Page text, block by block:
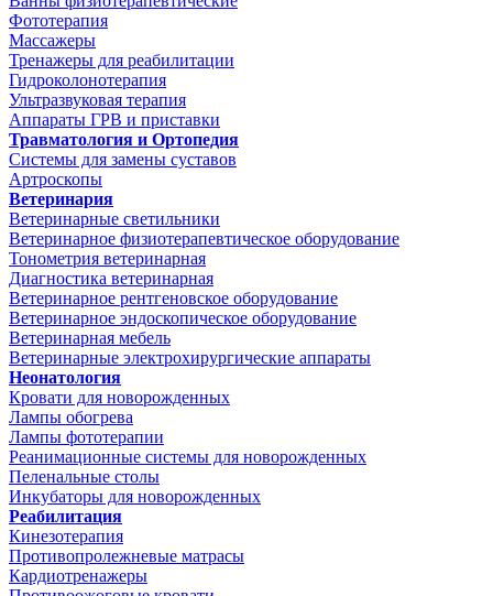
Фототерапия
Массажеры
Тренажеры для реабилитации
Гидроколонотерапия
Ультразвуковая терапия
Аппараты ГРВ и приставки
Травматология и Ортопедия
Системы для замены суставов
Артроскопы
Ветеринария
Ветеринарные светильники
Ветеринарное физиотерапевтическое оборудование
Тонометрия ветеринарная
Диагностика ветеринарная
Ветеринарное рентгеновское оборудование
Ветеринарное эндоскопическое оборудование
Ветеринарная мебель
Ветеринарные электрохирургические аппараты
Неонатология
Кровати для новорожденных
Лампы обогрева
Лампы фототерапии
Реанимационные системы для новорожденных
Пеленальные столы
Инкубаторы для новорожденных
Реабилитация
Кинезотерапия
Противопролежневые матрасы
Кардиотренажеры